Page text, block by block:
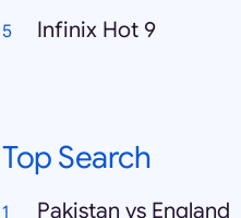
Infinix Hot 9
Top Search
Pakistan vs England